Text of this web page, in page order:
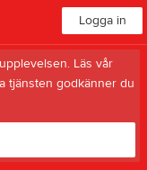
Logga in
Läs vår
tjänsten godkänner du